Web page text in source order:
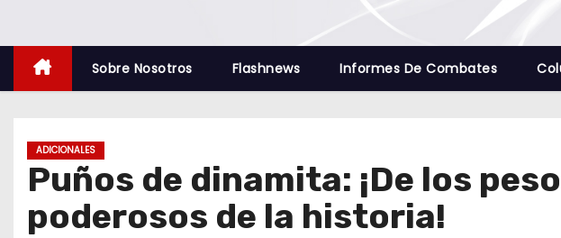
Sobre Nosotros Flashnews Informes De Combates
ADICIONALES
Puños de dinamita: ¡De los
poderosos de la historia!